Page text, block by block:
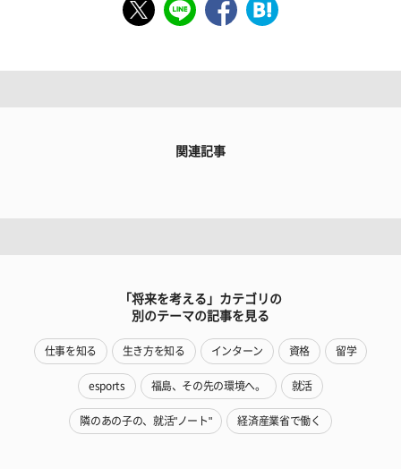
関連記事
「将来を考える」カテゴリの
別のテーマの記事を見る
仕事を知る 生き方を知る インターン 資格 留学
esports 福島、その先の環境へ。 就活
隣のあの子の、就活"ノート" 経済産業省で働く